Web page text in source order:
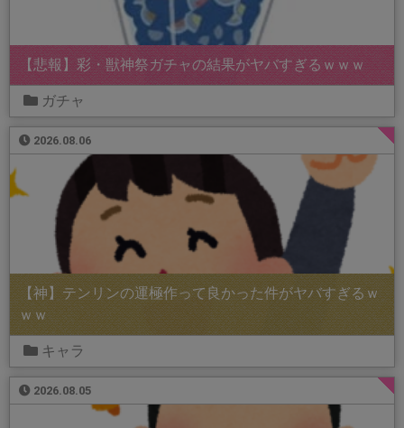
【悲報】彩・獣神祭ガチャの結果がヤバすぎるｗｗｗ
ガチャ
2026.08.06
【神】テンリンの運極作って良かった件がヤバすぎるｗ
ｗｗ
キャラ
2026.08.05